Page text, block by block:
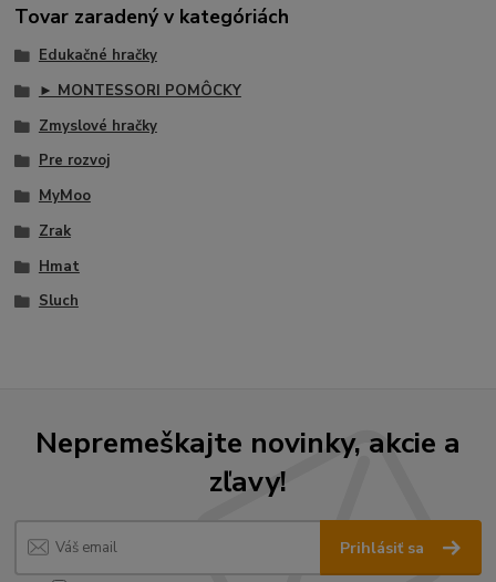
Tovar zaradený v kategóriách
Edukačné hračky
► MONTESSORI POMÔCKY
Zmyslové hračky
Pre rozvoj
MyMoo
Zrak
Hmat
Sluch
Nepremeškajte novinky, akcie a
zľavy!
Prihlásiť sa